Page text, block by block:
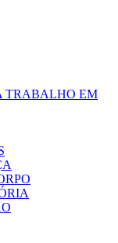
TRABALHO EM